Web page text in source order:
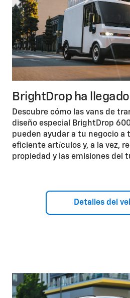
BrightDrop ha llegado
Descubre cómo las vans de
diseño especial BrightDrop
pueden ayudar a tu negocio a
eficiente artículos y, a la vez,
propiedad y las emisiones del
Detalles del